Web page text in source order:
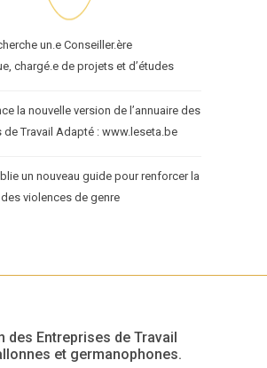
un.e Conseiller.ère
chargé.e de projets et d’études
la nouvelle version de l’annuaire des
de Travail Adapté : www.leseta.be
un nouveau guide pour renforcer la
violences de genre
des Entreprises de Travail
et germanophones.